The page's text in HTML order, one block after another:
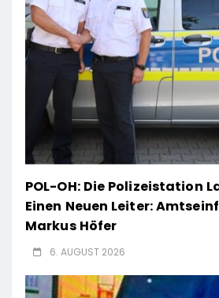
POL-OH: Die Polizeistation
Einen Neuen Leiter:
Markus Höfer
6. AUGUST 2026